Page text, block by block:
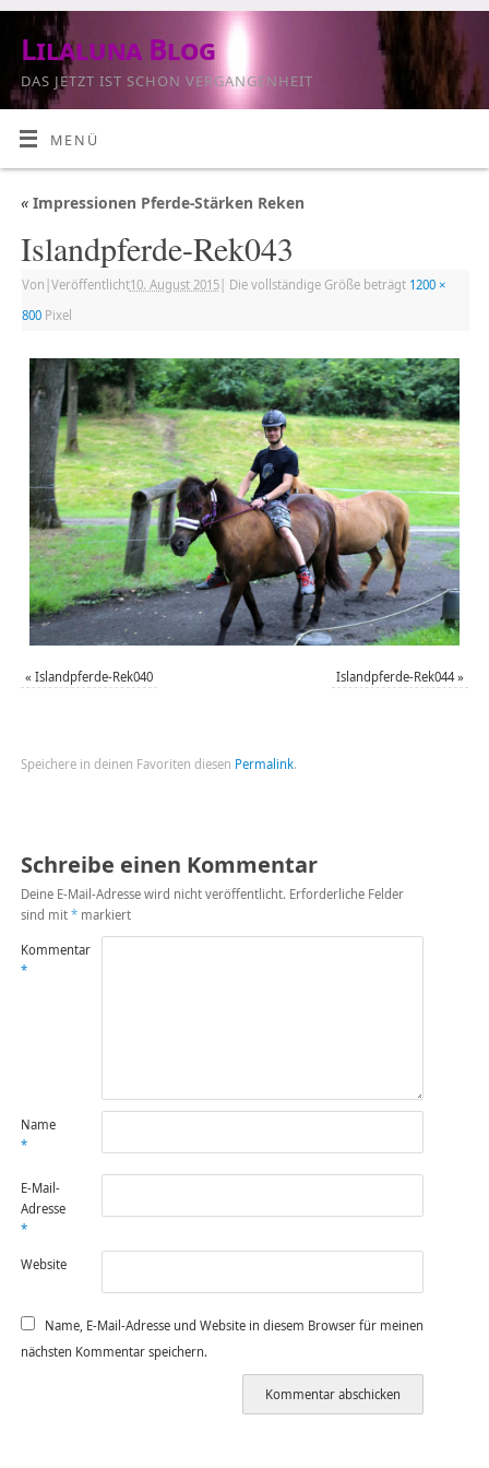
Lilaluna Blog
DAS JETZT IST SCHON VERGANGENHEIT
MENÜ
«Impressionen Pferde-Stärken Reken
Islandpferde-Rek043
Von Veröffentlicht10. August 2015| Die vollständige Größe beträgt 1200 ×
800Pixel
« Islandpferde-Rek040 Islandpferde-Rek044»
Speichere in deinen Favoriten diesen Permalink.
Schreibe einen Kommentar
Deine E-Mail-Adresse wird nicht veröffentlicht. Erforderliche Felder
sind mit *markiert
Kommentar
*
Name
*
E-Mail-
Adresse
*
Website
Name, E-Mail-Adresse und Website in diesem Browser für meinen
nächsten Kommentar speichern.